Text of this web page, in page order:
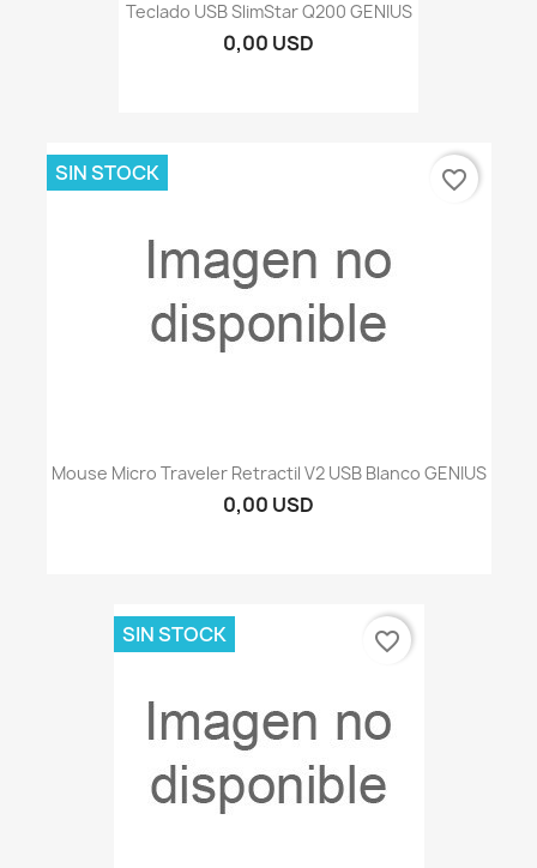
Teclado USB SlimStar Q200 GENIUS
0,00 USD
Mouse Micro Traveler Retractil V2 USB Blanco GENIUS
0,00 USD
SIN STOCK favorite_border
SIN STOCK favorite_border